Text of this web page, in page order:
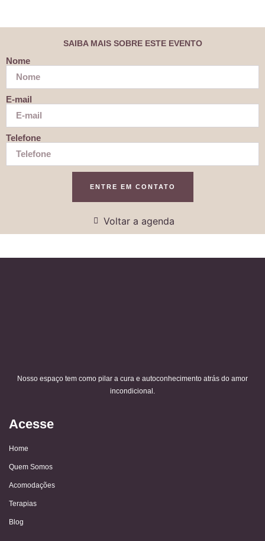
SAIBA MAIS SOBRE ESTE EVENTO
Nome
E-mail
Telefone
ENTRE EM CONTATO
Voltar a agenda
Nosso espaço tem como pilar a cura e autoconhecimento atrás do amor
incondicional.
Acesse
Home
Quem Somos
Acomodações
Terapias
Blog